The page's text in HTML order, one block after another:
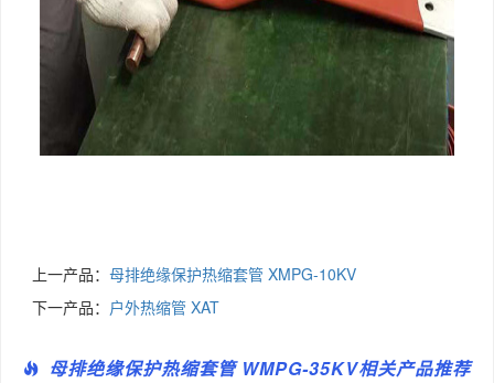
上一产品： 母排绝缘保护热缩套管 XMPG-10KV
下一产品： 户外热缩管 XAT
母排绝缘保护热缩套管 WMPG-35KV相关产品推荐